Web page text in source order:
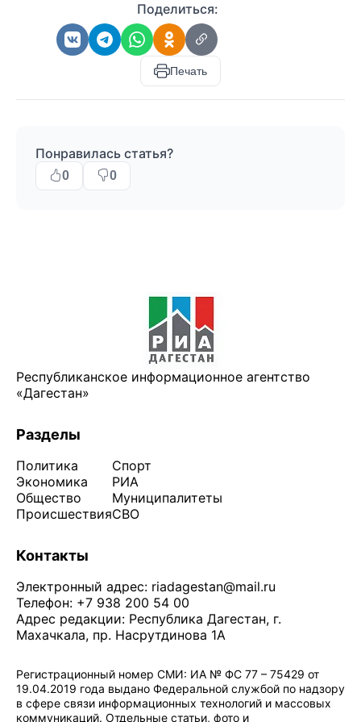
Поделиться:
Печать
Понравилась статья?
0 0
Республиканское информационное агентство
«Дагестан»
Разделы
Политика
Экономика
Общество
Происшествия
Спорт
РИА
Муниципалитеты
СВО
Контакты
Электронный адрес: riadagestan@mail.ru
Телефон: +7 938 200 54 00
Адрес редакции: Республика Дагестан, г.
Махачкала, пр. Насрутдинова 1А
Регистрационный номер СМИ: ИА № ФС 77 – 75429 от
19.04.2019 года выдано Федеральной службой по надзору
в сфере связи информационных технологий и массовых
коммуникаций. Отдельные статьи, фото и